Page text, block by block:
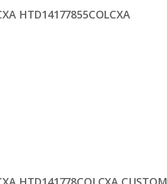
HTD14177855COLCXA